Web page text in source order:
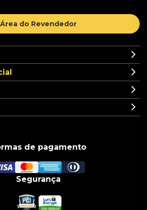
Área do Revendedor
de pagamento
Segurança